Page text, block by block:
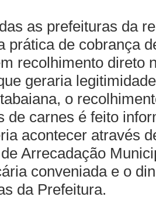
as prefeituras da
prática de cobrança
recolhimento direto
geraria
o
de carnes é feito
acontecer através
Arrecadação
conveniada e o
da Prefeitura.